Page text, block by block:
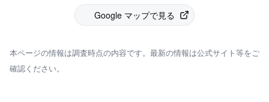
Google マップで見る
本ページの情報は調査時点の内容です。最新の情報は公式サイト等をご
確認ください。